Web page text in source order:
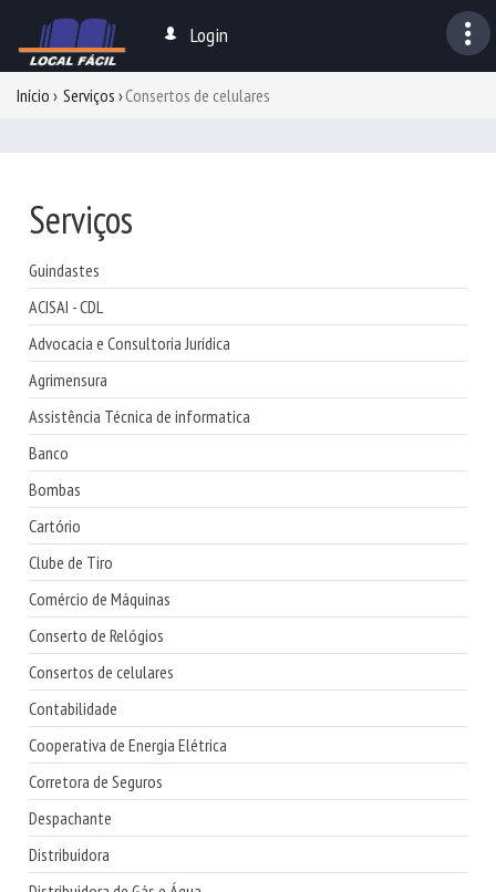
Login
Início Serviços Consertos de celulares
Serviços
Guindastes
ACISAI - CDL
Advocacia e Consultoria Jurídica
Agrimensura
Assistência Técnica de informatica
Banco
Bombas
Cartório
Clube de Tiro
Comércio de Máquinas
Conserto de Relógios
Consertos de celulares
Contabilidade
Cooperativa de Energia Elétrica
Corretora de Seguros
Despachante
Distribuidora